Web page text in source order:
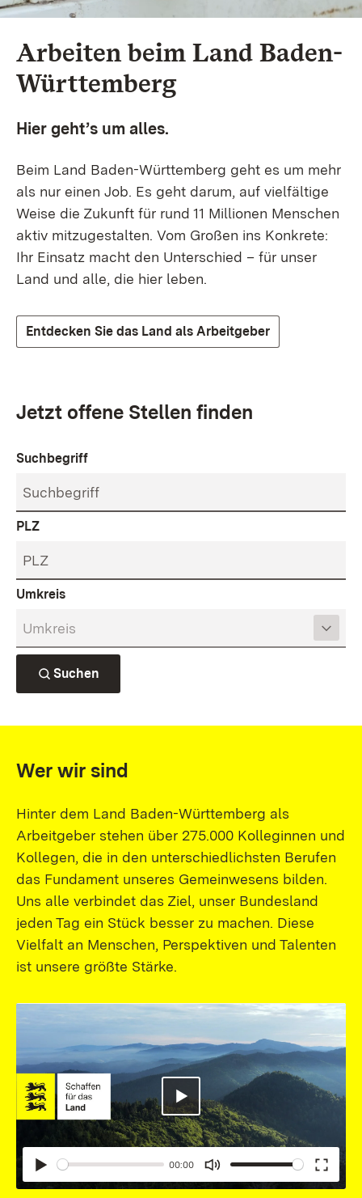
Arbeiten beim Land Baden-
Württemberg
Hier geht’s um alles.
Beim Land Baden-Württemberg geht es um mehr
als nur einen Job. Es geht darum, auf vielfältige
Weise die Zukunft für rund 11 Millionen Menschen
aktiv mitzugestalten. Vom Großen ins Konkrete:
Ihr Einsatz macht den Unterschied – für unser
Land und alle, die hier leben.
Entdecken Sie das Land als Arbeitgeber
Jetzt offene Stellen finden
Stellensuche
Suchbegriff
PLZ
Umkreis
Suchen
Wer wir sind
Hinter dem Land Baden-Württemberg als
Arbeitgeber stehen über 275.000 Kolleginnen und
Kollegen, die in den unterschiedlichsten Berufen
das Fundament unseres Gemeinwesens bilden.
Uns alle verbindet das Ziel, unser Bundesland
jeden Tag ein Stück besser zu machen. Diese
Vielfalt an Menschen, Perspektiven und Talenten
ist unsere größte Stärke.
Abspielen
00:00
Mute
Enter
Abspielen